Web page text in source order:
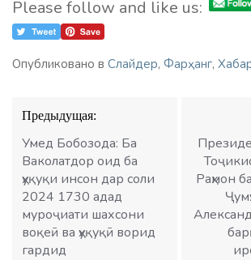
Please follow and like us:
Опубликовано в Слайдер, Фарҳанг,
Навигация
по
записям
Предыдущая:
Умед Бобозода: Ба
Ваколатдор оид ба
ҳуқуқи инсон дар соли
2024 1730 адад
муроҷиати шахсони
воқеӣ ва ҳуқуқӣ ворид
гардид
Раҳмон